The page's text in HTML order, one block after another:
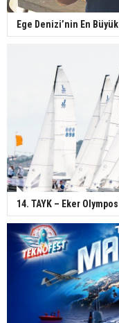
Ege Denizi’nin En
14. TAYK – Eker